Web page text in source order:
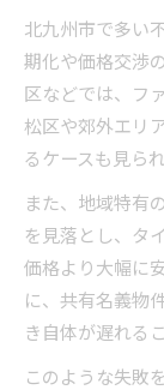
北九州市で多い
期化や価格交渉
区などでは、フ
松区や郊外エリ
るケースも見られ
また、地域特有
を見落とし、タ
価格より大幅に
に、共有名義物
き自体が遅れる
このような失敗